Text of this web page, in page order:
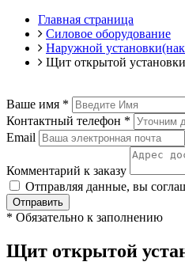
Главная страница
Силовое оборудование
Наружной
Щит открытой
Ваше имя *
Контактный телефон *
Email
Комментарий к заказу
Отправляя данные, вы
Отправить
* Обязательно к заполнению
Щит открытой